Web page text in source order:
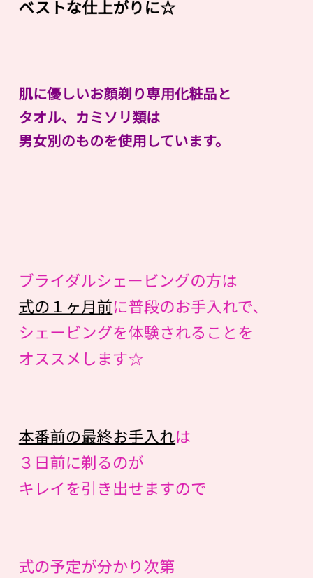
ベストな仕上がりに☆
肌に優しいお顔剃り専用化粧品と
タオル、カミソリ類は
男女別のものを使用しています。
ブライダルシェービングの方は
式の１ヶ月前に普段のお手入れで、
シェービングを体験されることを
オススメします☆
本番前の最終お手入れは
３日前に剃るのが
キレイを引き出せますので
式の予定が分かり次第